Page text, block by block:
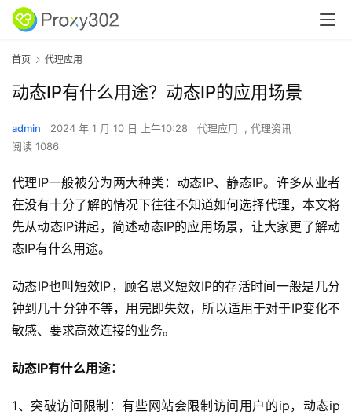
首页 代理应用
动态IP有什么用途？动态IP的应用场景
admin 2024 年 1 月 10 日 上午10:28 代理应用 , 代理资讯
阅读 1086
代理IP一般被分为两大种类：动态IP、静态IP。许多从业者
在没有十分了解的情况下往往不知道如何选择代理，本文将
先从动态IP讲起，简述动态IP的应用场景，让大家更了解动
态IP有什么用途。
动态IP也叫短效IP，顾名思义短效IP的存活时间一般是几分
钟到几十分钟不等，用完即失效，所以适用于对于IP变化不
敏感、要求高效连接的业务。
动态IP有什么用途：
1、突破访问限制：有些网站会限制访问用户的ip，动态ip